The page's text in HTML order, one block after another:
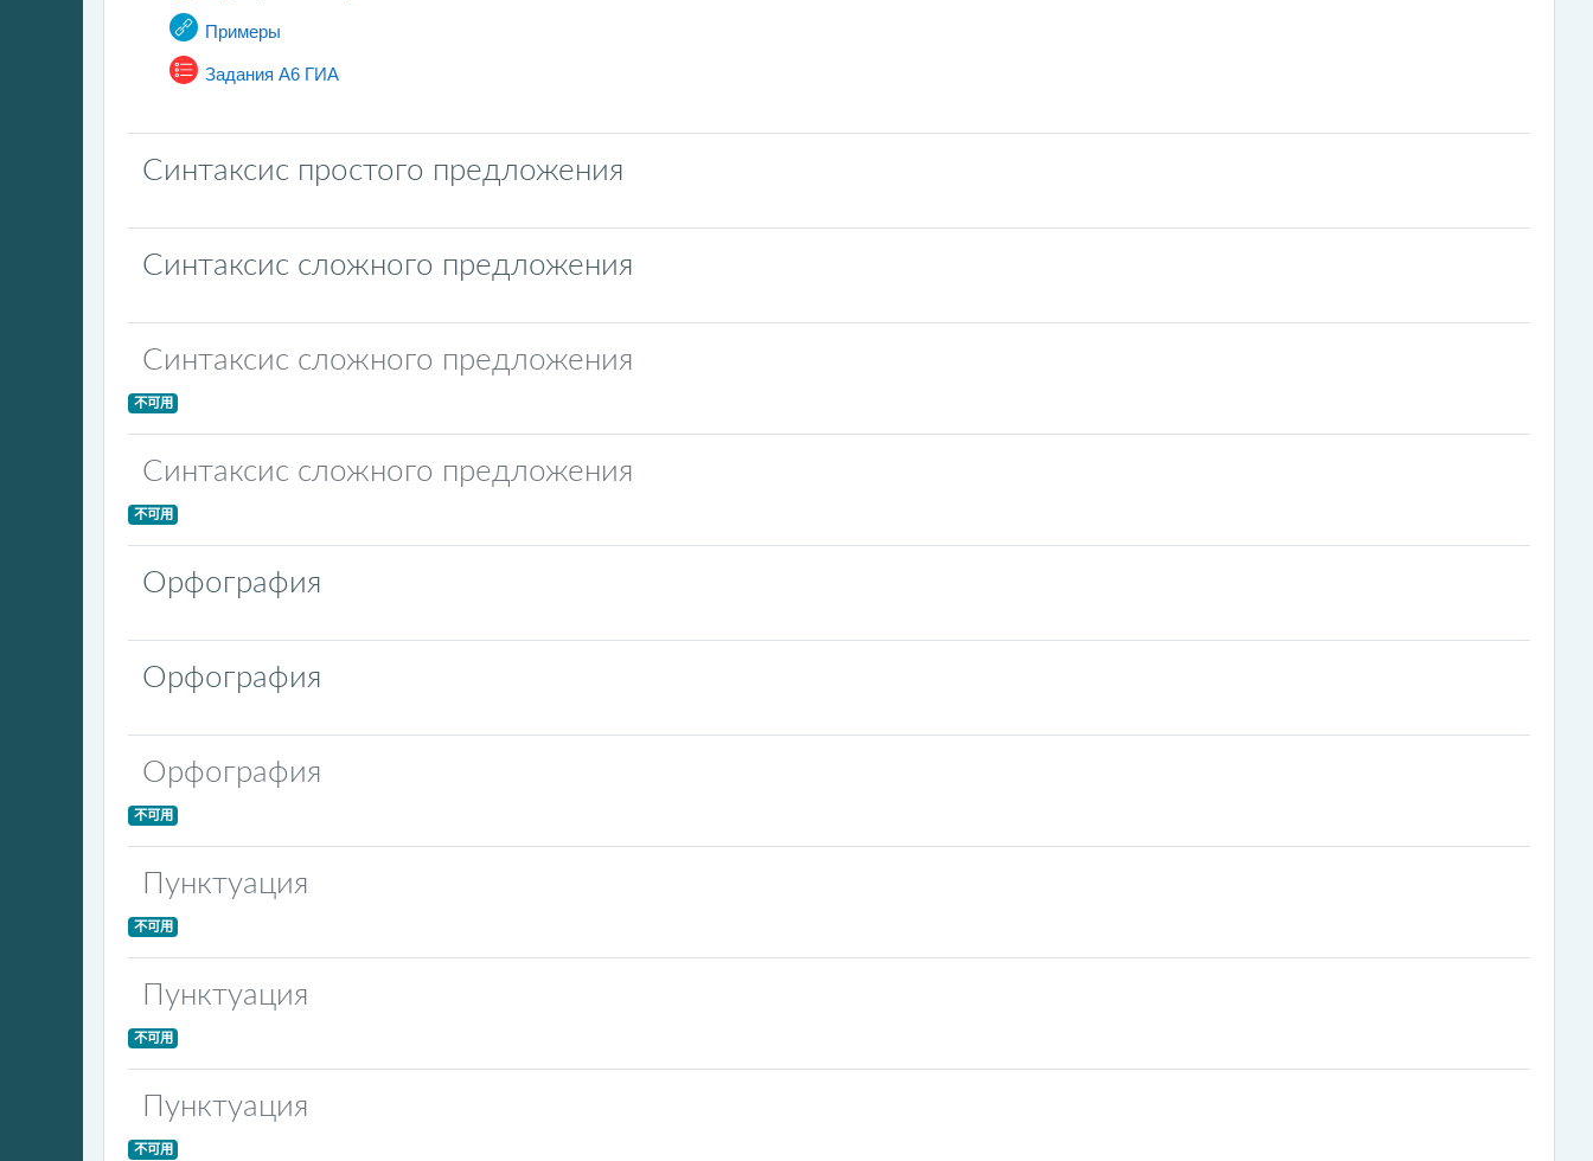
Примеры
网页地址
Задания А6 ГИА
测验
Синтаксис простого предложения
Синтаксис сложного предложения
Синтаксис сложного предложения
不可用
Синтаксис сложного предложения
不可用
Орфография
Орфография
Орфография
不可用
Пунктуация
不可用
Пунктуация
不可用
Пунктуация
不可用